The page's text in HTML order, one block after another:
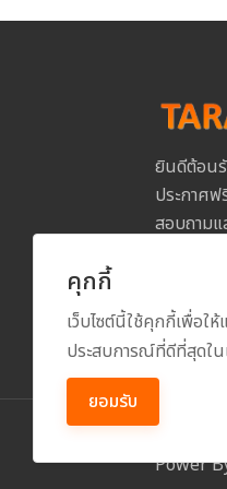
ยินดีต้อน
ประกาศ
สอบถามแ
และปล
MAI แล
Copyright
Power
คุกกี้
เว็บไซต์นี้ใช้คุกกี้เพื่อใ
ประสบการณ์ที่ดีที่สุดใน
ยอมรับ